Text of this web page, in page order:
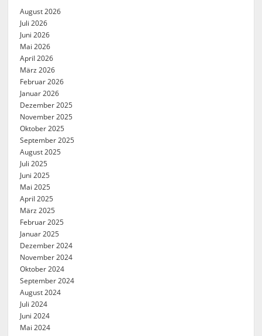
August 2026
Juli 2026
Juni 2026
Mai 2026
April 2026
März 2026
Februar 2026
Januar 2026
Dezember 2025
November 2025
Oktober 2025
September 2025
August 2025
Juli 2025
Juni 2025
Mai 2025
April 2025
März 2025
Februar 2025
Januar 2025
Dezember 2024
November 2024
Oktober 2024
September 2024
August 2024
Juli 2024
Juni 2024
Mai 2024